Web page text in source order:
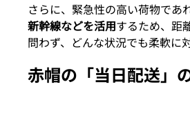
さらに、緊急性の高い荷物であ
新幹線などを活用するため、距
問わず、どんな状況でも柔軟に
赤帽の「当日配送」